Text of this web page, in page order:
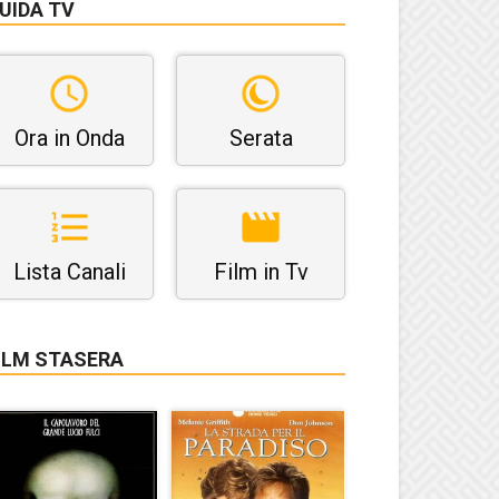
TV
Ora in Onda Serata
Lista Canali Film in Tv
STASERA